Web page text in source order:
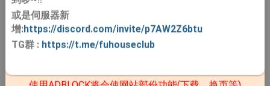
或是伺服器新
增:https://discord.com/invite/p7AW2Z6btu
TG群: https://t.me/fuhouseclub